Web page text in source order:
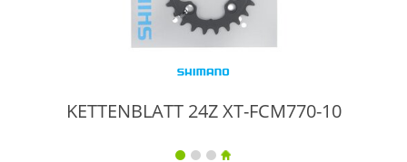
KETTENBLATT 24Z XT-FCM770-10